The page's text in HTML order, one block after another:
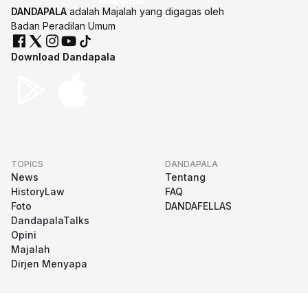
DANDAPALA adalah Majalah yang digagas oleh
Badan Peradilan Umum
Download Dandapala
TOPICS
News
HistoryLaw
Foto
DandapalaTalks
Opini
Majalah
Dirjen Menyapa
DANDAPALA
Tentang
FAQ
DANDAFELLAS